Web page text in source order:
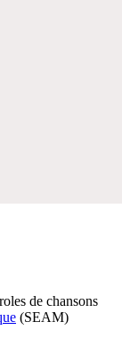
de chansons
(SEAM)